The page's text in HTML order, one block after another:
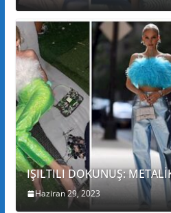
IŞILTILI DOKUNUŞ:
Haziran 29, 2023